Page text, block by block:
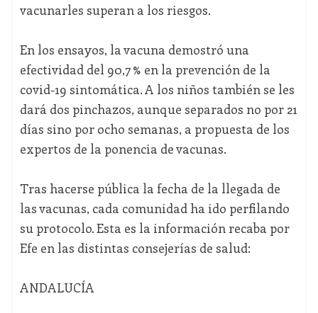
vacunarles superan a los riesgos.
En los ensayos, la vacuna demostró una
efectividad del 90,7 % en la prevención de la
covid-19 sintomática. A los niños también se les
dará dos pinchazos, aunque separados no por 21
días sino por ocho semanas, a propuesta de los
expertos de la ponencia de vacunas.
Tras hacerse pública la fecha de la llegada de
las vacunas, cada comunidad ha ido perfilando
su protocolo. Esta es la información recaba por
Efe en las distintas consejerías de salud:
ANDALUCÍA